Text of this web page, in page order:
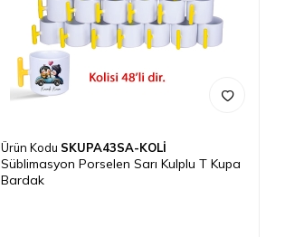
Ürün Kodu SKUPA43SA-KOLİ
Süblimasyon Porselen Sarı Kulplu T Kupa
Bardak